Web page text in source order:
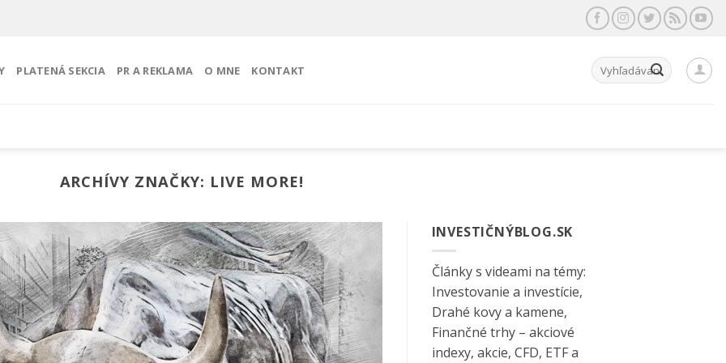
PLATENÁ SEKCIA PR A REKLAMA O MNE KONTAKT Hľadať:
ARCHÍVY ZNAČKY: LIVE MORE!
INVESTIČNÝBLOG.SK
Články s videami na témy:
Investovanie a investície,
Drahé kovy a kamene,
Finančné trhy – akciové
indexy, akcie, CFD, ETF a